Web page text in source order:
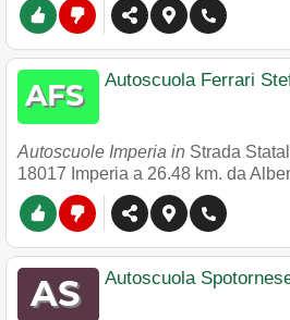
Autoscuola Ferrari
Autoscuole Imperia in Strada
18017 Imperia a 26.48 km. da
Autoscuola